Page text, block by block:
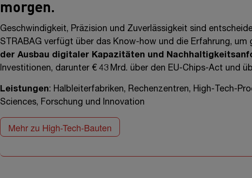
morgen.
Geschwindigkeit, Präzision und Zuverlässigkeit sind
STRABAG verfügt über das Know-how und die Erfahrung, um
der Ausbau digitaler Kapazitäten und
Investitionen, darunter € 43 Mrd. über den EU-Chips-Act und
Leistungen: Halbleiterfabriken, Rechenzentren, High-Tech-
Sciences, Forschung und Innovation
Mehr zu High-Tech-Bauten